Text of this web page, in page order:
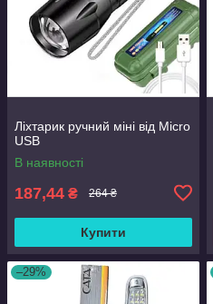
Ліхтарик ручний міні від Micro
USB
В наявності
187,44 ₴ 264 ₴
Купити
–29%